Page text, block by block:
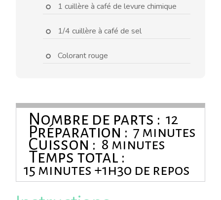
1 cuillère à café de levure chimique
1/4 cuillère à café de sel
Colorant rouge
Nombre de parts : 12
Préparation : 7 minutes
Cuisson : 8 minutes
Temps total :
15 minutes +1h30 de repos